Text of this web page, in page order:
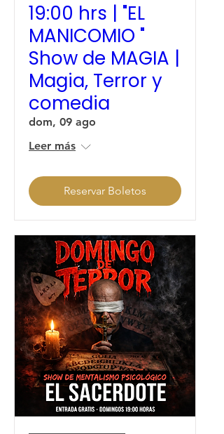
19:00 hrs | "EL
MANICOMIO "
Show de MAGIA |
Magia, Terror y
comedia
dom, 09 ago
Leer más
Reservar Boletos